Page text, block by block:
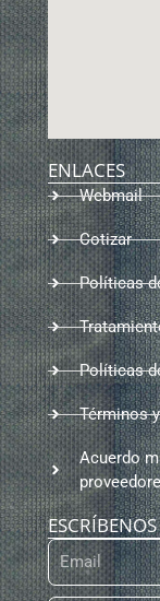
ENLACES
Webmail
Cotizar
Políticas
Políticas
Términos
Acuerdo
ESCRÍBENOS